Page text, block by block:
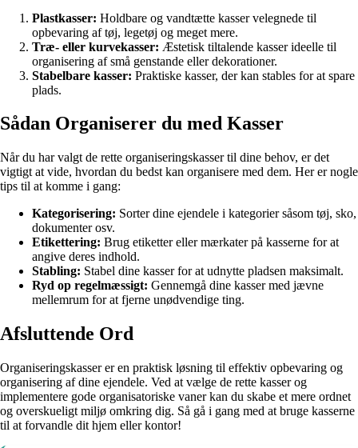
Plastkasser: Holdbare og vandtætte kasser velegnede til
opbevaring af tøj, legetøj og meget mere.
Træ- eller kurvekasser: Æstetisk tiltalende kasser ideelle til
organisering af små genstande eller dekorationer.
Stabelbare kasser: Praktiske kasser, der kan stables for at spare
plads.
Sådan Organiserer du med Kasser
Når du har valgt de rette organiseringskasser til dine behov, er det
vigtigt at vide, hvordan du bedst kan organisere med dem. Her er nogle
tips til at komme i gang:
Kategorisering: Sorter dine ejendele i kategorier såsom tøj, sko,
dokumenter osv.
Etikettering: Brug etiketter eller mærkater på kasserne for at
angive deres indhold.
Stabling: Stabel dine kasser for at udnytte pladsen maksimalt.
Ryd op regelmæssigt: Gennemgå dine kasser med jævne
mellemrum for at fjerne unødvendige ting.
Afsluttende Ord
Organiseringskasser er en praktisk løsning til effektiv opbevaring og
organisering af dine ejendele. Ved at vælge de rette kasser og
implementere gode organisatoriske vaner kan du skabe et mere ordnet
og overskueligt miljø omkring dig. Så gå i gang med at bruge kasserne
til at forvandle dit hjem eller kontor!